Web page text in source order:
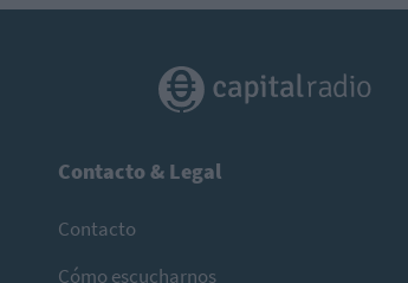
Contacto & Legal
Contacto
Cómo escucharnos